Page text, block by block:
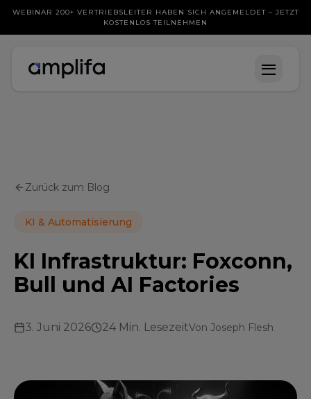
WEBINAR 200+ VERTRIEBSLEITER HABEN SICH ANGEMELDET – JETZT
KOSTENLOS TEILNEHMEN
Zurück zum Blog
KI & Automatisierung
KI Infrastruktur: Foxconn,
Bull und AI Factories
3. Juni 2026 24 Min. LesezeitVon Joseph Flesh